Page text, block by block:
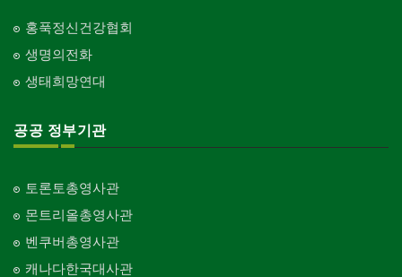
홍푹정신건강협회
생명의전화
생태희망연대
공공 정부기관
토론토총영사관
몬트리올총영사관
벤쿠버총영사관
캐나다한국대사관